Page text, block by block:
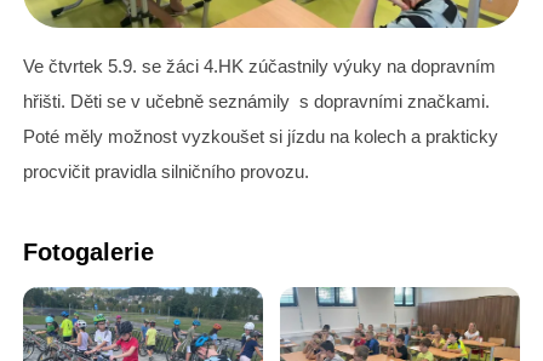
Ve čtvrtek 5.9. se žáci 4.HK zúčastnily výuky na dopravním
hřišti. Děti se v učebně seznámily s dopravními značkami.
Poté měly možnost vyzkoušet si jízdu na kolech a prakticky
procvičit pravidla silničního provozu.
Fotogalerie